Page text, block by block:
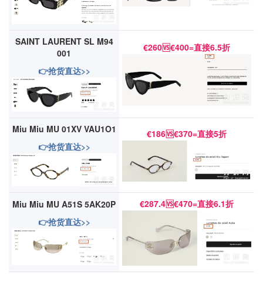
SAINT LAURENT SL M94
001
👉抢货直达>>
€260🆚€400=直接6.5折
Miu Miu MU 01XV VAU1O1
👉抢货直达>>
€186🆚€370=直接5折
Miu Miu MU A51S 5AK20P
👉抢货直达>>
€287.4🆚€470=直接6.1折